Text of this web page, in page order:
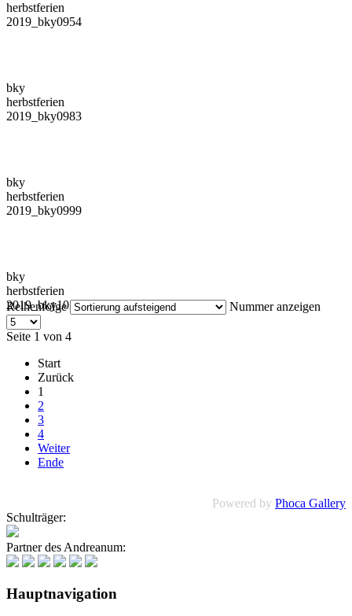
herbstferien
2019_bky0954
bky
herbstferien
2019_bky0983
bky
herbstferien
2019_bky0999
bky
herbstferien
2019_bky1021
Reihenfolge Nummer anzeigen
Seite 1 von 4
Start
Zurück
1
2
3
4
Weiter
Ende
Powered by Phoca Gallery
Schulträger:
Partner des Andreanum:
Hauptnavigation